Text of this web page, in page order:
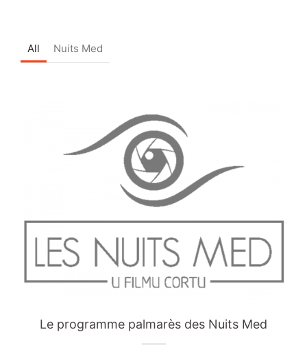
All Nuits Med
Le programme palmarès des Nuits Med